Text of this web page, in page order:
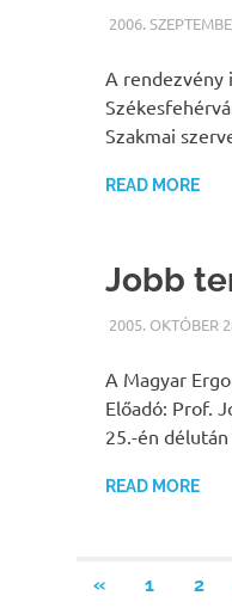
2006.
A rendezvény
Szakmai
READ MORE
Jobb
2005. OKTÓBER
A Magyar
Előadó: Prof.
25.-én
READ MORE
«PREVIOUS
1 2